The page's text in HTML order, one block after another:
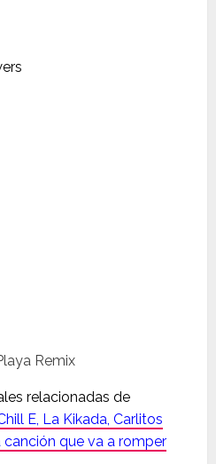
relacionadas de
E, La Kikada, Carlitos
canción que va a romper